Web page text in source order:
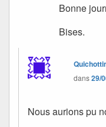
Bonne
Bises.
dans29/
Nous aurions pu